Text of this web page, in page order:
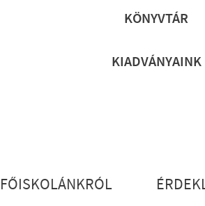
KÖNYVTÁR
KIADVÁNYAINK
FŐISKOLÁNKRÓL